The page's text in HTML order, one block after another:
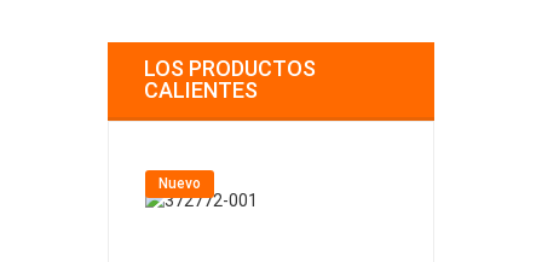
LOS PRODUCTOS
CALIENTES
Nuevo